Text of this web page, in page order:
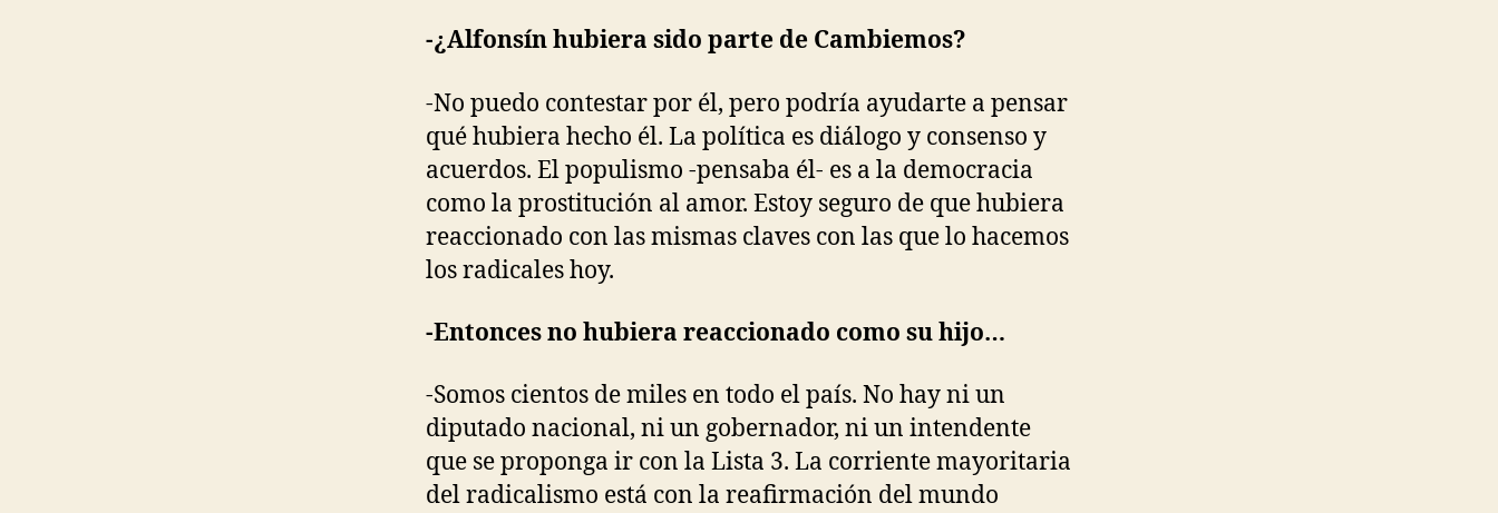
-¿Alfonsín hubiera sido parte de Cambiemos?
-No puedo contestar por él, pero podría ayudarte a pensar
qué hubiera hecho él. La política es diálogo y consenso y
acuerdos. El populismo -pensaba él- es a la democracia
como la prostitución al amor. Estoy seguro de que hubiera
reaccionado con las mismas claves con las que lo hacemos
los radicales hoy.
-Entonces no hubiera reaccionado como su hijo…
-Somos cientos de miles en todo el país. No hay ni un
diputado nacional, ni un gobernador, ni un intendente
que se proponga ir con la Lista 3. La corriente mayoritaria
del radicalismo está con la reafirmación del mundo